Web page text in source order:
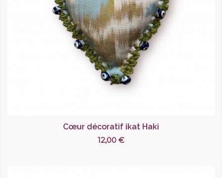
Cœur décoratif ikat Haki
12,00 €